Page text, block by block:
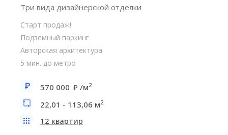
Три вида дизайнерской отделки
Старт продаж!
Подземный паркинг
Авторская архитектура
5 мин. до метро
570 000 /м2
22,01 - 113,06 м2
12 квартир